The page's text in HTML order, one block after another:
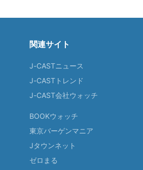
関連サイト
J-CASTニュース
J-CASTトレンド
J-CAST会社ウォッチ
BOOKウォッチ
東京バーゲンマニア
Jタウンネット
ゼロまる